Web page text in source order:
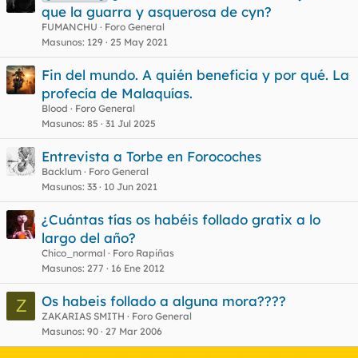
e
que la guarra y asquerosa de cyn?
FUMANCHU
Foro General
Masunos 129 25 May 2021
Fin del mundo. A quién beneficia y por qué. La
profecía de Malaquías.
Blood
Foro General
Masunos 85 31 Jul 2025
Entrevista a Torbe en Forocoches
Backlum
Foro General
Masunos 33 10 Jun 2021
¿Cuántas tías os habéis follado gratix a lo
largo del año?
Chico_normal
Foro Rapiñas
Masunos 277 16 Ene 2012
Z Os habeis follado a alguna mora????
ZAKARIAS SMITH
Foro General
Masunos 90 27 Mar 2006